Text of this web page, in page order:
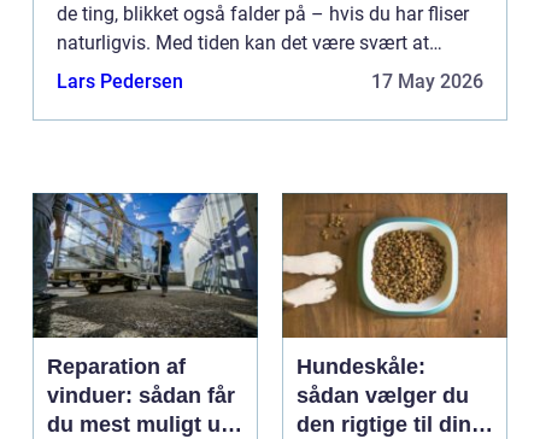
de ting, blikket også falder på – hvis du har fliser
naturligvis. Med tiden kan det være svært at
undgå, at det danske vejr ikke sætter sine sp...
Lars Pedersen 17 May 2026
Reparation af
vinduer: sådan får
du mest muligt ud
Hundeskåle:
sådan vælger du
den rigtige til din